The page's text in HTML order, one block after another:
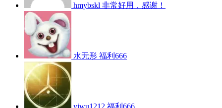
hmybskl 非常好用，感谢！
水无形 福利666
yiwu1212 福利666